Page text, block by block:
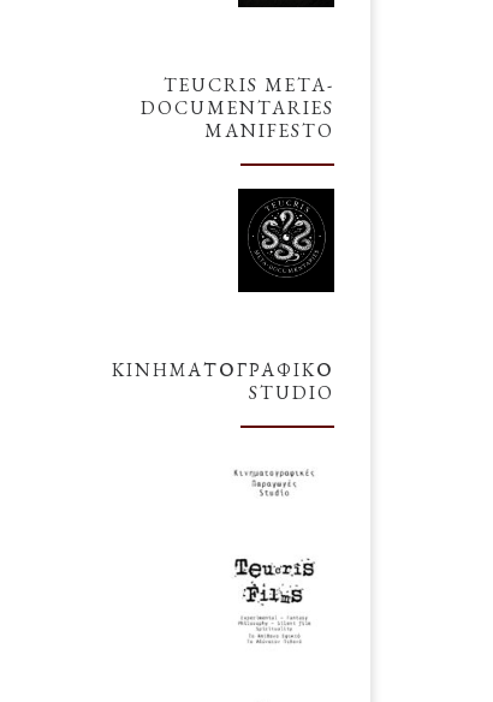
TEUCRIS META-
DOCUMENTARIES
MANIFESTO
ΚΙΝΗΜΑΤΟΓΡΑΦΙΚΌ
STUDIO